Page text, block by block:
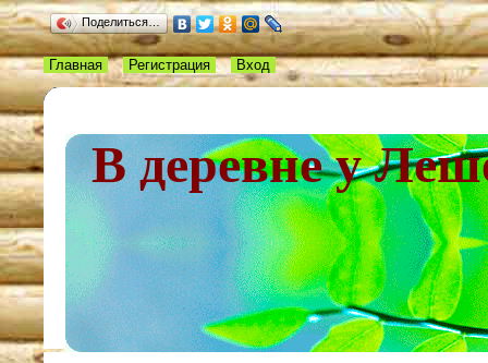
Поделиться…
В деревне у
Главная Регистрация Вход